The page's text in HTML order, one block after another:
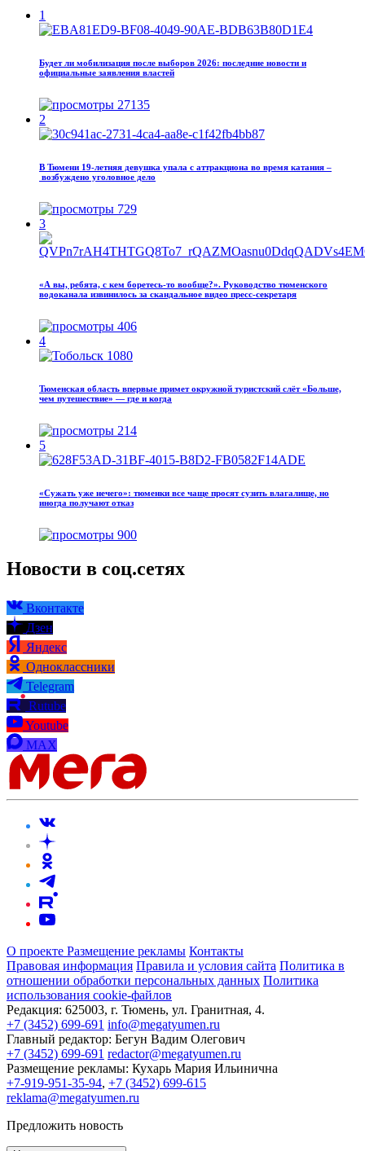
1
Будет ли мобилизация после выборов 2026: последние новости и
официальные заявления властей
27135
2
В Тюмени 19‑летняя девушка упала с аттракциона во время катания –
возбуждено уголовное дело
729
3
«А вы, ребята, с кем боретесь‑то вообще?». Руководство тюменского
водоканала извинилось за скандальное видео пресс-секретаря
406
4
Тюменская область впервые примет окружной туристский слёт «Больше,
чем путешествие» — где и когда
214
5
«Сужать уже нечего»: тюменки все чаще просят сузить влагалище, но
иногда получают отказ
900
Новости в соц.сетях
Вконтакте
Дзен
Яндекс
Одноклассники
Telegram
Rutube
Youtube
MAX
О проекте Размещение рекламы Контакты
Правовая информация Правила и условия сайта Политика в
отношении обработки персональных данных Политика
использования cookie-файлов
Редакция: 625003, г. Тюмень, ул. Гранитная, 4.
+7 (3452) 699-691 info@megatyumen.ru
Главный редактор: Бегун Вадим Олегович
+7 (3452) 699-691 redactor@megatyumen.ru
Размещение рекламы: Кухарь Мария Ильинична
+7-919-951-35-94, +7 (3452) 699-615
reklama@megatyumen.ru
Предложить новость